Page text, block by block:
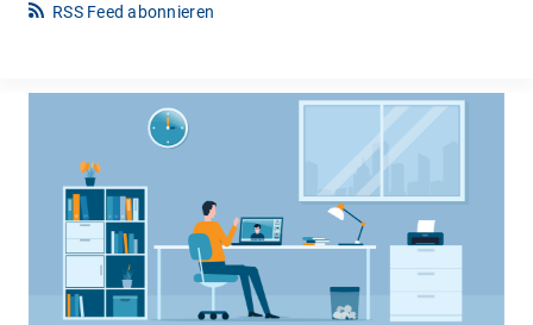
RSS Feed abonnieren